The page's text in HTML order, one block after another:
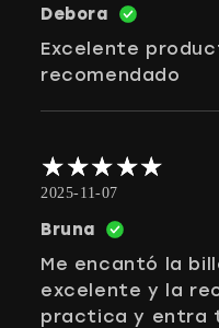
Debora
Excelente
recomendado
2025-11-07
Bruna
Me encantó la
excelente y la
practica y entra